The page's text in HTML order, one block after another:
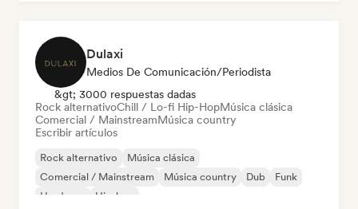
Dulaxi
Medios De Comunicación/Periodista
&gt; 3000 respuestas dadas
Rock alternativoChill / Lo-fi Hip-HopMúsica clásica
Comercial / MainstreamMúsica country
Escribir artículos
Rock alternativo
Música clásica
Comercial / Mainstream
Música country Dub
Funk
Hardcore
Hip-hop